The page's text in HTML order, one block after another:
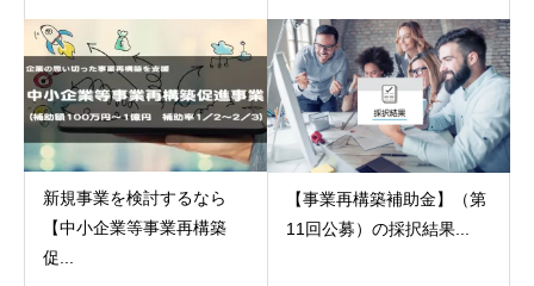
新規事業を検討するなら
【中小企業等事業再構築
促...
【事業再構築補助金】（第
11回公募）の採択結果...